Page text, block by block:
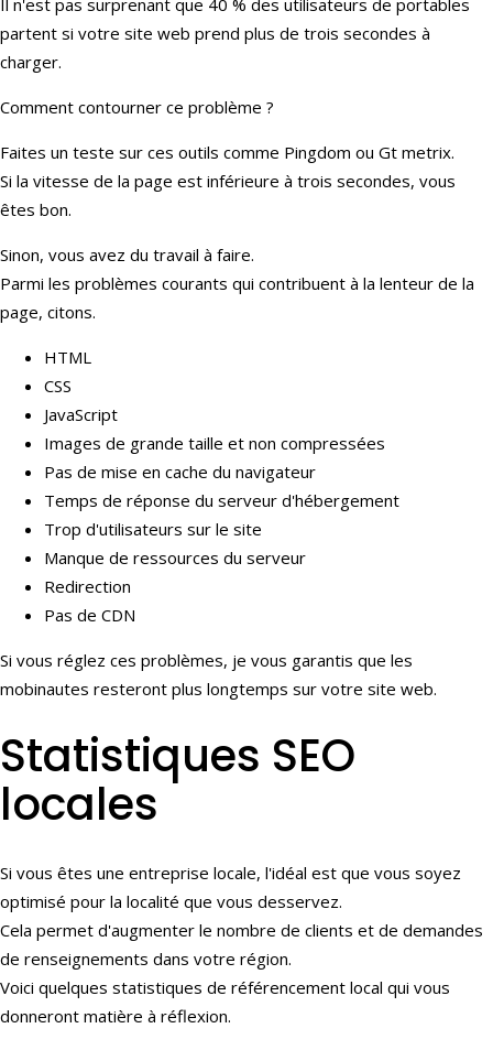
partent si votre site web prend plus de trois secondes à
charger.
Comment contourner ce problème ?
Faites un teste sur ces outils comme Pingdom ou Gt metrix.
Si la vitesse de la page est inférieure à trois secondes, vous
êtes bon.
Sinon, vous avez du travail à faire.
Parmi les problèmes courants qui contribuent à la lenteur de la
page, citons.
HTML
CSS
JavaScript
Images de grande taille et non compressées
Pas de mise en cache du navigateur
Temps de réponse du serveur d'hébergement
Trop d'utilisateurs sur le site
Manque de ressources du serveur
Redirection
Pas de CDN
Si vous réglez ces problèmes, je vous garantis que les
mobinautes resteront plus longtemps sur votre site web.
Statistiques SEO
locales
Si vous êtes une entreprise locale, l'idéal est que vous soyez
optimisé pour la localité que vous desservez.
Cela permet d'augmenter le nombre de clients et de demandes
de renseignements dans votre région.
Voici quelques statistiques de référencement local qui vous
donneront matière à réflexion.